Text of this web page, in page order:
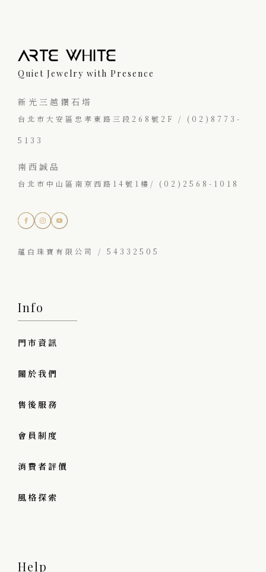
Quiet Jewelry with Presence
新光三越鑽石塔
台北市大安區忠孝東路三段268號2F / (02)8773-
5133
南西誠品
台北市中山區南京西路14號1樓/ (02)2568-1018
蘊白珠寶有限公司 / 54332505
Info
門市資訊
關於我們
售後服務
會員制度
消費者評價
風格探索
Help